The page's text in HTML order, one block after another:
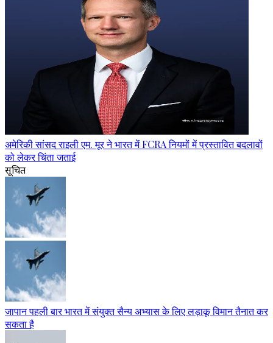
अमेरिकी सांसद राइली एम. मूर ने भारत में FCRA नियमों में प्रस्तावित बदलावों
को लेकर चिंता जताई
सूचित
जापान पहली बार भारत में संयुक्त सैन्य अभ्यास के लिए लड़ाकू विमान तैनात कर
सकता है